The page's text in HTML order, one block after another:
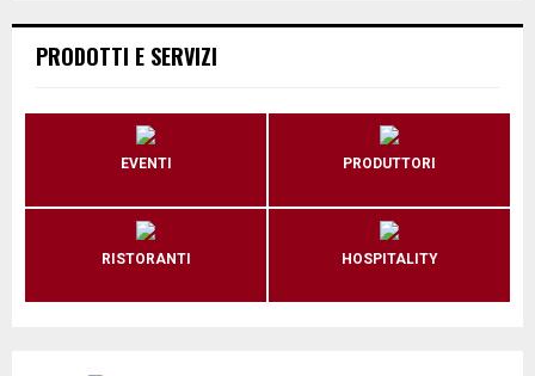
PRODOTTI E SERVIZI
EVENTI PRODUTTORI
RISTORANTI HOSPITALITY